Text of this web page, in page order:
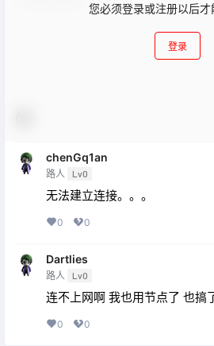
您必须登录或注册以后
登录
chenGq1an
路人 Lv0
无法建立连接。。。
0 0
Dartlies
路人 Lv0
连不上网啊 我也用节点了 也搞
0 0